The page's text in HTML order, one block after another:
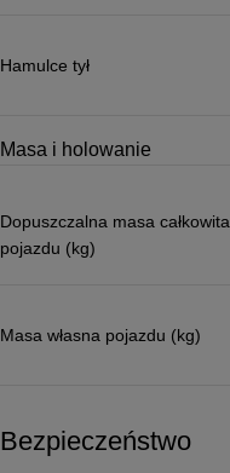
Hamulce tył
Masa i holowanie
Dopuszczalna masa całkowita
pojazdu (kg)
Masa własna pojazdu (kg)
Bezpieczeństwo